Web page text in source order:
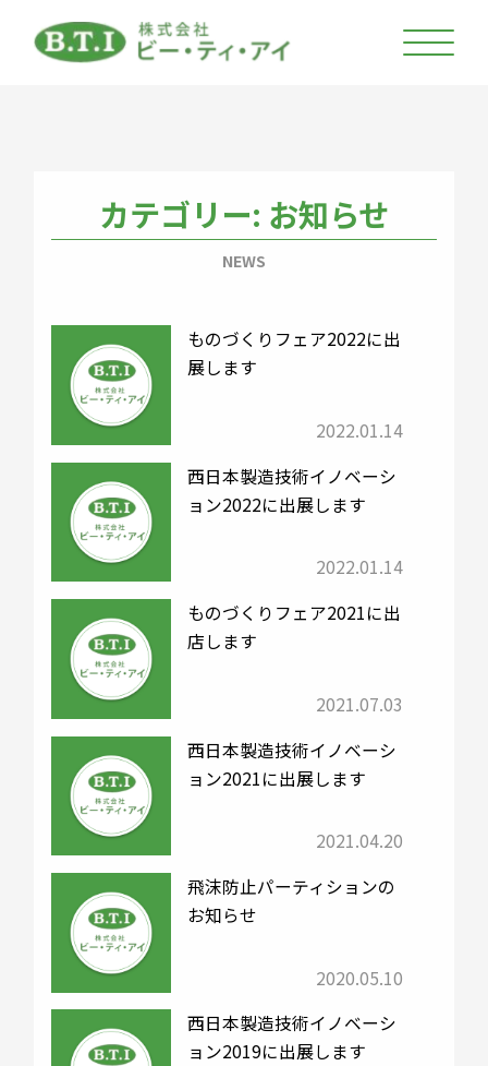
カテゴリー: お知らせ
NEWS
ものづくりフェア2022に出
展します
2022.01.14
西日本製造技術イノベーシ
ョン2022に出展します
2022.01.14
ものづくりフェア2021に出
店します
2021.07.03
西日本製造技術イノベーシ
ョン2021に出展します
2021.04.20
飛沫防止パーティションの
お知らせ
2020.05.10
西日本製造技術イノベーシ
ョン2019に出展します